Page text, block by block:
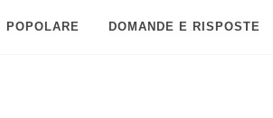
POPOLARE DOMANDE E RISPOSTE